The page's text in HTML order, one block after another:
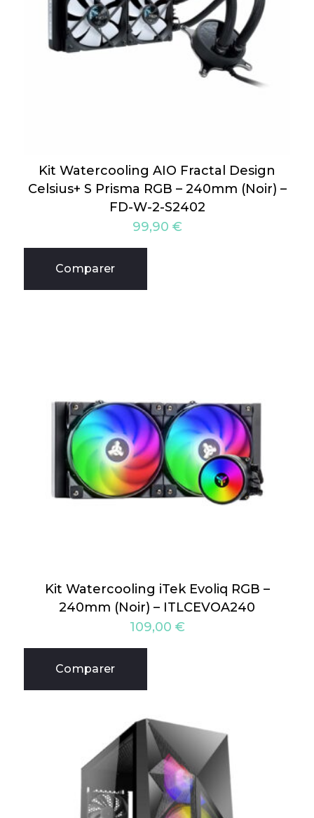
Kit Watercooling AIO Fractal Design
Celsius+ S Prisma RGB – 240mm (Noir) –
FD-W-2-S2402
99,90 €
Comparer
Kit Watercooling iTek Evoliq RGB –
240mm (Noir) – ITLCEVOA240
109,00 €
Comparer